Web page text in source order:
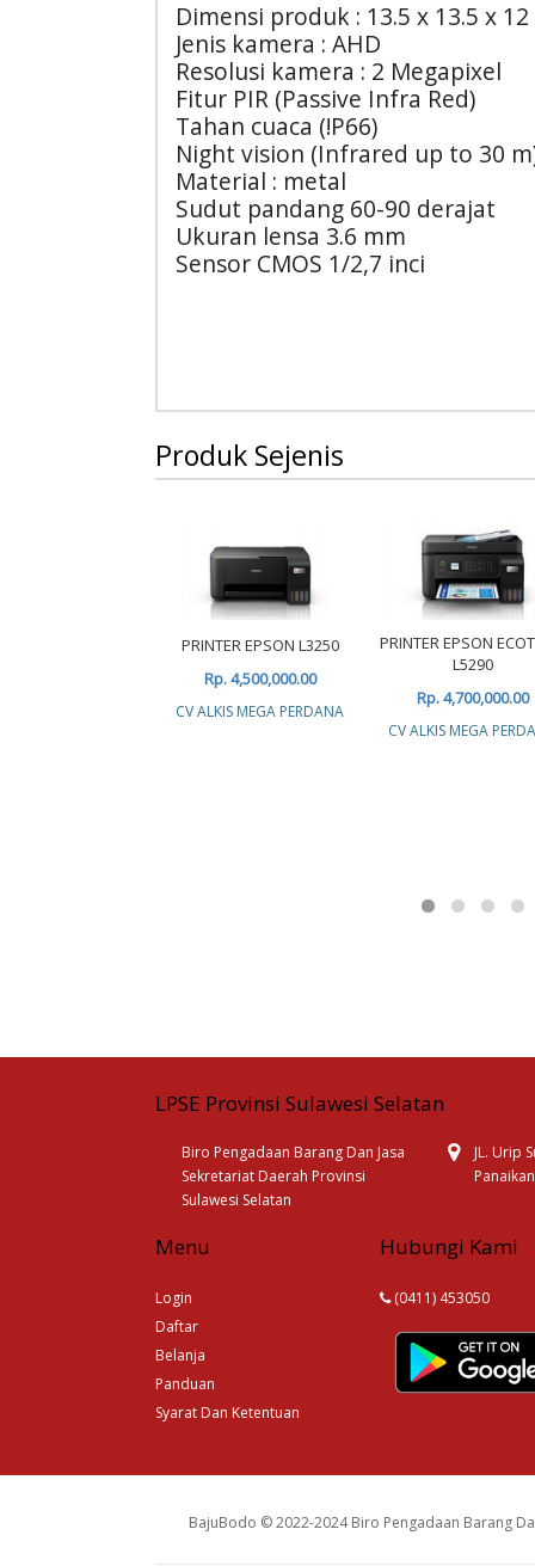
Dimensi produk : 13.5 x 13.5 x
Jenis kamera : AHD
Resolusi kamera : 2 Megapixel
Fitur PIR (Passive Infra Red)
Tahan cuaca (!P66)
Night vision (Infrared up to 30
Material : metal
Sudut pandang 60-90 derajat
Ukuran lensa 3.6 mm
Sensor CMOS 1/2,7 inci
Produk Sejenis
PRINTER EPSON L3250
Rp. 4,500,000.00
CV ALKIS MEGA PERDANA
PRINTER EPSON
L5290
Rp. 4,700,000.00
CV ALKIS MEGA
LPSE Provinsi Sulawesi Selatan
Biro Pengadaan Barang Dan Jasa
Sekretariat Daerah Provinsi
Sulawesi Selatan
JL. Urip
Menu
Login
Daftar
Belanja
Panduan
Syarat Dan Ketentuan
Hubungi Kami
(0411) 453050
BajuBodo © 2022-2024 Biro Pengadaan Barang